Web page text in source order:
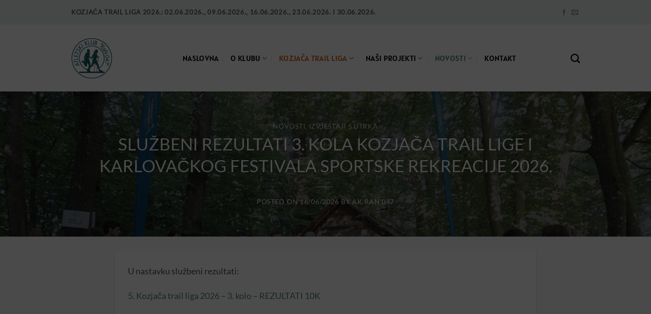
KOZJAČA TRAIL LIGA 2026.: 02.06.2026., 09.06.2026., 16.06.2026., 23.06.2026. I 30.06.2026.
NASLOVNA O KLUBU KOZJAČA TRAIL LIGA NAŠI PROJEKTI NOVOSTI KONTAKT
NOVOSTI, IZVJEŠTAJI S UTRKA
SLUŽBENI REZULTATI 3. KOLA KOZJAČA TRAIL LIGE I
KARLOVAČKOG FESTIVALA SPORTSKE REKREACIJE 2026.
POSTED ON 16/06/2026 BYAK RAN 047
U nastavku službeni rezultati:
5. Kozjača trail liga 2026 – 3. kolo – REZULTATI 10K